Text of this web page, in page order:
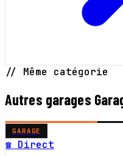
// Même catégorie
Autres garages
GARAGE
☎ Direct